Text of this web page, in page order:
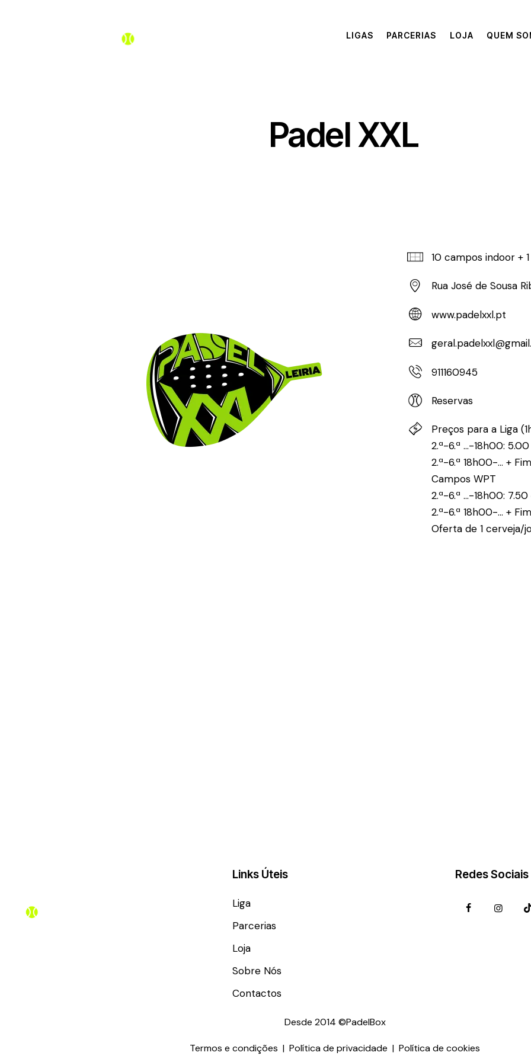
LIGAS PARCERIAS LOJA QUEM
Padel XXL
10 campos indoor +
Rua José de Sousa
www.padelxxl.pt
911160945
Reservas
Preços para a Liga
2.ª-6.ª ...-18h00:
2.ª-6.ª 18h00-... +
Campos WPT
2.ª-6.ª ...-18h00:
2.ª-6.ª 18h00-... +
Oferta de 1 cerveja/
Links Úteis
Liga
Parcerias
Loja
Sobre Nós
Contactos
Redes Sociais
Desde 2014 ©PadelBox
Termos e condições | Política de privacidade | Política de cookies